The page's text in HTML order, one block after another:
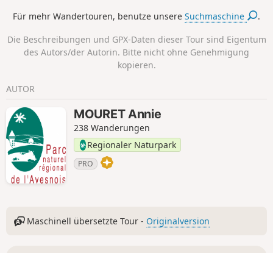
seien Sie vorsichtig. Bei Regenwetter ist das
erforderlich.
Für mehr Wandertouren, benutze unsereSuchmaschine .
Die Beschreibungen und GPX-Daten dieser Tour sind Eigentum
des Autors/der Autorin. Bitte nicht ohne Genehmigung
kopieren.
AUTOR
MOURET Annie
238 Wanderungen
Regionaler Naturpark
PRO
Maschinell übersetzte Tour - Originalversion